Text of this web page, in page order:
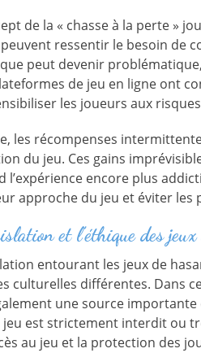
de la « chasse à la perte »
ressentir le besoin de
peut devenir
de jeu en ligne ont
les joueurs aux
les récompenses
du jeu. Ces gains
l’expérience encore plus
approche du jeu et éviter
et l’éthique des
entourant les jeux de
culturelles différentes. Dans
une source importante
jeu est strictement interdit ou
au jeu et la protection des